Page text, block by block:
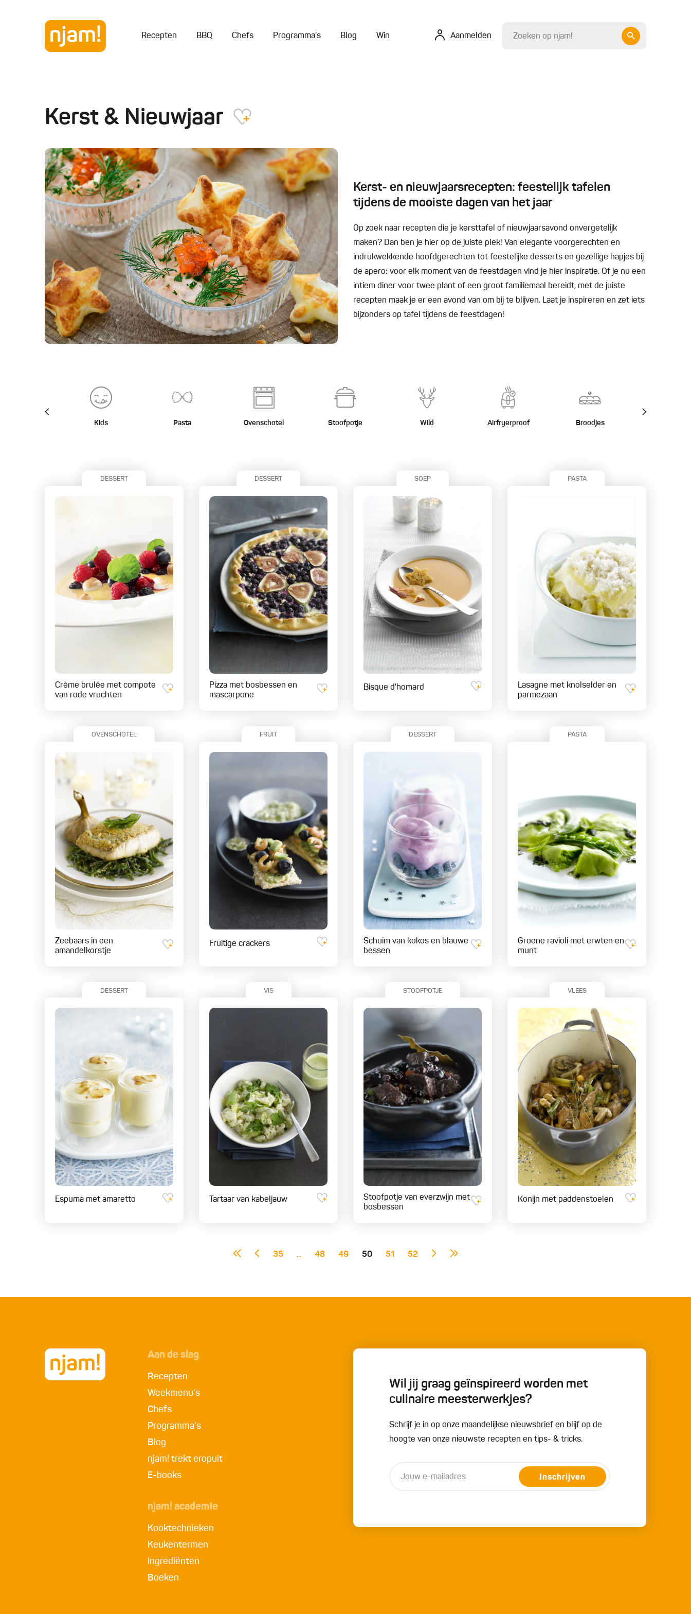
Recepten BBQ Chefs Programma's Blog Win Aanmelden
Kerst & Nieuwjaar
Kerst- en nieuwjaarsrecepten: feestelijk tafelen
tijdens de mooiste dagen van het jaar
Op zoek naar recepten die je kersttafel of nieuwjaarsavond onvergetelijk
maken? Dan ben je hier op de juiste plek! Van elegante voorgerechten en
indrukwekkende hoofdgerechten tot feestelijke desserts en gezellige hapjes bij
de apero: voor elk moment van de feestdagen vind je hier inspiratie. Of je nu een
intiem diner voor twee plant of een groot familiemaal bereidt, met de juiste
recepten maak je er een avond van om bij te blijven. Laat je inspireren en zet iets
bijzonders op tafel tijdens de feestdagen!
Kids Pasta Ovenschotel Stoofpotje Wild Airfryerproof Broodjes
DESSERT
Crème brulée met compote
van rode vruchten
DESSERT
Pizza met bosbessen en
mascarpone
SOEP
Bisque d'homard
PASTA
Lasagne met knolselder en
parmezaan
OVENSCHOTEL
Zeebaars in een
amandelkorstje
FRUIT
Fruitige crackers
DESSERT
Schuim van kokos en blauwe
bessen
PASTA
Groene ravioli met erwten en
munt
DESSERT
Espuma met amaretto
VIS
Tartaar van kabeljauw
STOOFPOTJE
Stoofpotje van everzwijn met
bosbessen
VLEES
Konijn met paddenstoelen
35 ... 48 49 50 51 52
Aan de slag
Recepten
Weekmenu's
Chefs
Programma's
Blog
njam! trekt eropuit
E-books
njam! academie
Kooktechnieken
Keukentermen
Ingrediënten
Boeken
Wil jij graag geïnspireerd worden met
culinaire meesterwerkjes?
Schrijf je in op onze maandelijkse nieuwsbrief en blijf op de
hoogte van onze nieuwste recepten en tips- & tricks.
Inschrijven